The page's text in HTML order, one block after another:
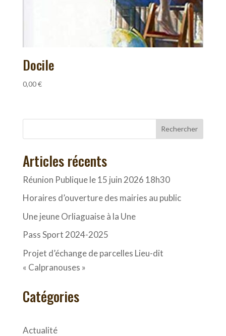
Docile
0,00€
Rechercher
Articles récents
Réunion Publique le 15 juin 2026 18h30
Horaires d’ouverture des mairies au public
Une jeune Orliaguaise à la Une
Pass Sport 2024-2025
Projet d’échange de parcelles Lieu-dit
« Calpranouses »
Catégories
Actualité